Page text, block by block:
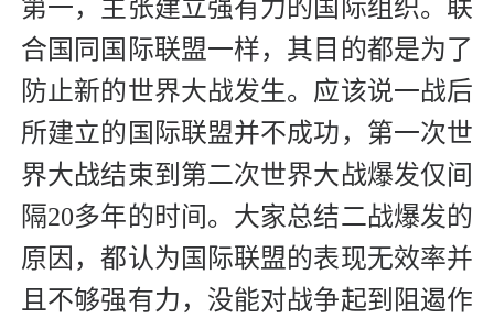
第一，主张建立强有力的国际组织。联
合国同国际联盟一样，其目的都是为了
防止新的世界大战发生。应该说一战后
所建立的国际联盟并不成功，第一次世
界大战结束到第二次世界大战爆发仅间
隔20多年的时间。大家总结二战爆发的
原因，都认为国际联盟的表现无效率并
且不够强有力，没能对战争起到阻遏作